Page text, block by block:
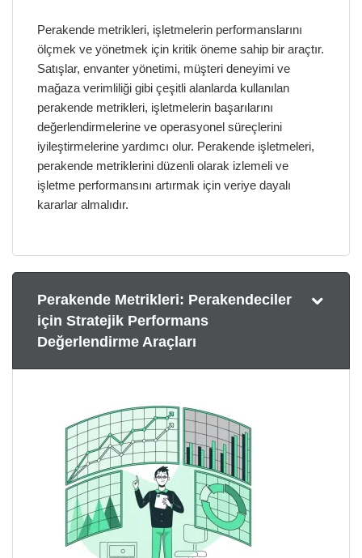
Perakende metrikleri, işletmelerin performanslarını
ölçmek ve yönetmek için kritik öneme sahip bir araçtır.
Satışlar, envanter yönetimi, müşteri deneyimi ve
mağaza verimliliği gibi çeşitli alanlarda kullanılan
perakende metrikleri, işletmelerin başarılarını
değerlendirmelerine ve operasyonel süreçlerini
iyileştirmelerine yardımcı olur. Perakende işletmeleri,
perakende metriklerini düzenli olarak izlemeli ve
işletme performansını artırmak için veriye dayalı
kararlar almalıdır.
Perakende Metrikleri: Perakendeciler
için Stratejik Performans
Değerlendirme Araçları